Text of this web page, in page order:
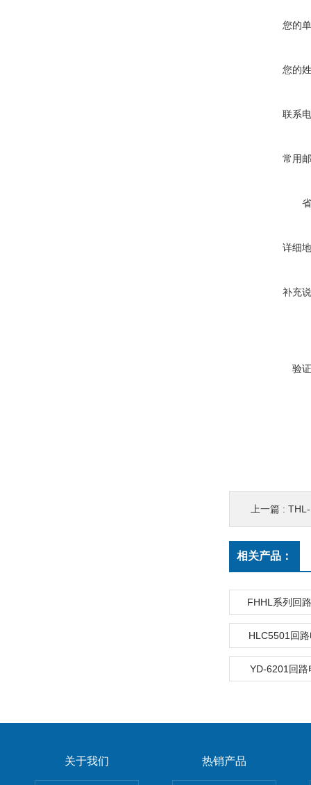
您的
您的
联系
常用
详细
补充
验
上一篇 :
相关产品：
FHHL系列回
HLC5501回
YD-6201回路
关于我们 热销产品